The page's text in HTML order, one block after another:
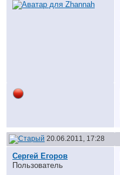
20.06.2011, 17:28
Сергей Егоров
Пользователь